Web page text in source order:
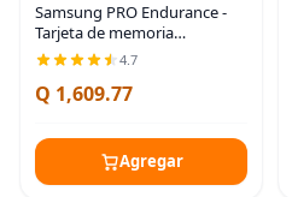
Samsung PRO Endurance -
Tarjeta de memoria
MicroSDXC de 256 GB con
adaptador para cámara de
salpicadero, cámara corporal
4.7
Q 1,609.77
Agregar